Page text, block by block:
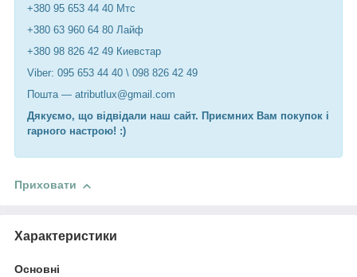
+380 95 653 44 40 Мтс
+380 63 960 64 80 Лайф
+380 98 826 42 49 Киевстар
Viber: 095 653 44 40 \ 098 826 42 49
Пошта — atributlux@gmail.com
Дякуємо, що відвідали наш сайт. Приємних Вам покупок і
гарного настрою! :)
Приховати
Характеристики
Основні